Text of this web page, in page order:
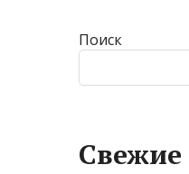
Поиск
Свежие